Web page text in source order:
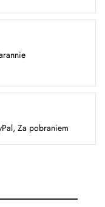
Za pobraniem